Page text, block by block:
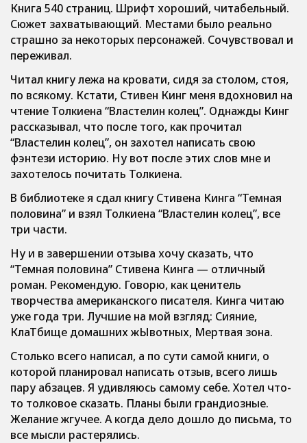
Книга 540 страниц. Шрифт хороший, читабельный.
Сюжет захватывающий. Местами было реально
страшно за некоторых персонажей. Сочувствовал и
переживал.
Читал книгу лежа на кровати, сидя за столом, стоя,
по всякому. Кстати, Стивен Кинг меня вдохновил на
чтение Толкиена “Властелин колец”. Однажды Кинг
рассказывал, что после того, как прочитал
“Властелин колец”, он захотел написать свою
фэнтези историю. Ну вот после этих слов мне и
захотелось почитать Толкиена.
В библиотеке я сдал книгу Стивена Кинга “Темная
половина” и взял Толкиена “Властелин колец”, все
три части.
Ну и в завершении отзыва хочу сказать, что
“Темная половина” Стивена Кинга — отличный
роман. Рекомендую. Говорю, как ценитель
творчества американского писателя. Кинга читаю
уже года три. Лучшие на мой взгляд: Сияние,
КлаТбище домашних жЫвотных, Мертвая зона.
Столько всего написал, а по сути самой книги, о
которой планировал написать отзыв, всего лишь
пару абзацев. Я удивляюсь самому себе. Хотел что-
то толковое сказать. Планы были грандиозные.
Желание жгучее. А когда дело дошло до письма, то
все мысли растерялись.